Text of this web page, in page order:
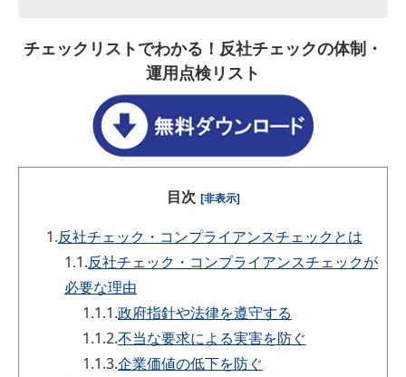
チェックリストでわかる！反社チェックの体制・
運用点検リスト
目次 [非表示]
1.反社チェック・コンプライアンスチェックとは
1.1.反社チェック・コンプライアンスチェックが
必要な理由
1.1.1.政府指針や法律を遵守する
1.1.2.不当な要求による実害を防ぐ
1.1.3.企業価値の低下を防ぐ